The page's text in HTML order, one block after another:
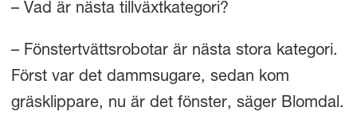
– Vad är nästa tillväxtkategori?
– Fönstertvättsrobotar är nästa stora kategori.
Först var det dammsugare, sedan kom
gräsklippare, nu är det fönster, säger Blomdal.